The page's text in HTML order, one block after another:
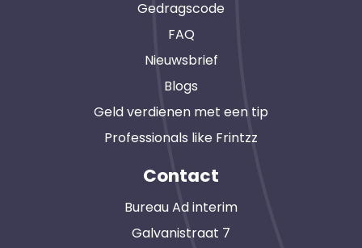
Gedragscode
FAQ
Nieuwsbrief
Blogs
Geld verdienen met een tip
Professionals like Frintzz
Contact
Bureau Ad interim
Galvanistraat 7